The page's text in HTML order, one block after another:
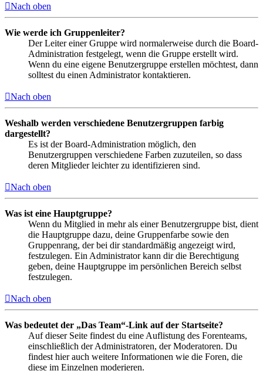
Nach oben
Wie werde ich Gruppenleiter?
Der Leiter einer Gruppe wird normalerweise durch die Board-
Administration festgelegt, wenn die Gruppe erstellt wird.
Wenn du eine eigene Benutzergruppe erstellen möchtest, dann
solltest du einen Administrator kontaktieren.
Nach oben
Weshalb werden verschiedene Benutzergruppen farbig
dargestellt?
Es ist der Board-Administration möglich, den
Benutzergruppen verschiedene Farben zuzuteilen, so dass
deren Mitglieder leichter zu identifizieren sind.
Nach oben
Was ist eine Hauptgruppe?
Wenn du Mitglied in mehr als einer Benutzergruppe bist, dient
die Hauptgruppe dazu, deine Gruppenfarbe sowie den
Gruppenrang, der bei dir standardmäßig angezeigt wird,
festzulegen. Ein Administrator kann dir die Berechtigung
geben, deine Hauptgruppe im persönlichen Bereich selbst
festzulegen.
Nach oben
Was bedeutet der „Das Team“-Link auf der Startseite?
Auf dieser Seite findest du eine Auflistung des Forenteams,
einschließlich der Administratoren, der Moderatoren. Du
findest hier auch weitere Informationen wie die Foren, die
diese im Einzelnen moderieren.